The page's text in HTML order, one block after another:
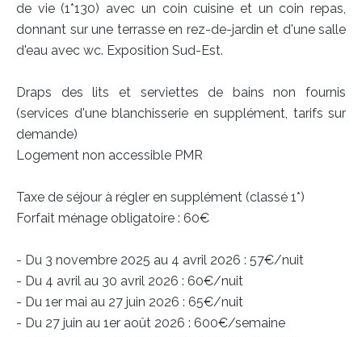
de vie (1*130) avec un coin cuisine et un coin repas,
donnant sur une terrasse en rez-de-jardin et d'une salle
d'eau avec wc. Exposition Sud-Est.
Draps des lits et serviettes de bains non fournis
(services d'une blanchisserie en supplément, tarifs sur
demande)
Logement non accessible PMR
Taxe de séjour à régler en supplément (classé 1*)
Forfait ménage obligatoire : 60€
- Du 3 novembre 2025 au 4 avril 2026 : 57€/nuit
- Du 4 avril au 30 avril 2026 : 60€/nuit
- Du 1er mai au 27 juin 2026 : 65€/nuit
- Du 27 juin au 1er août 2026 : 600€/semaine